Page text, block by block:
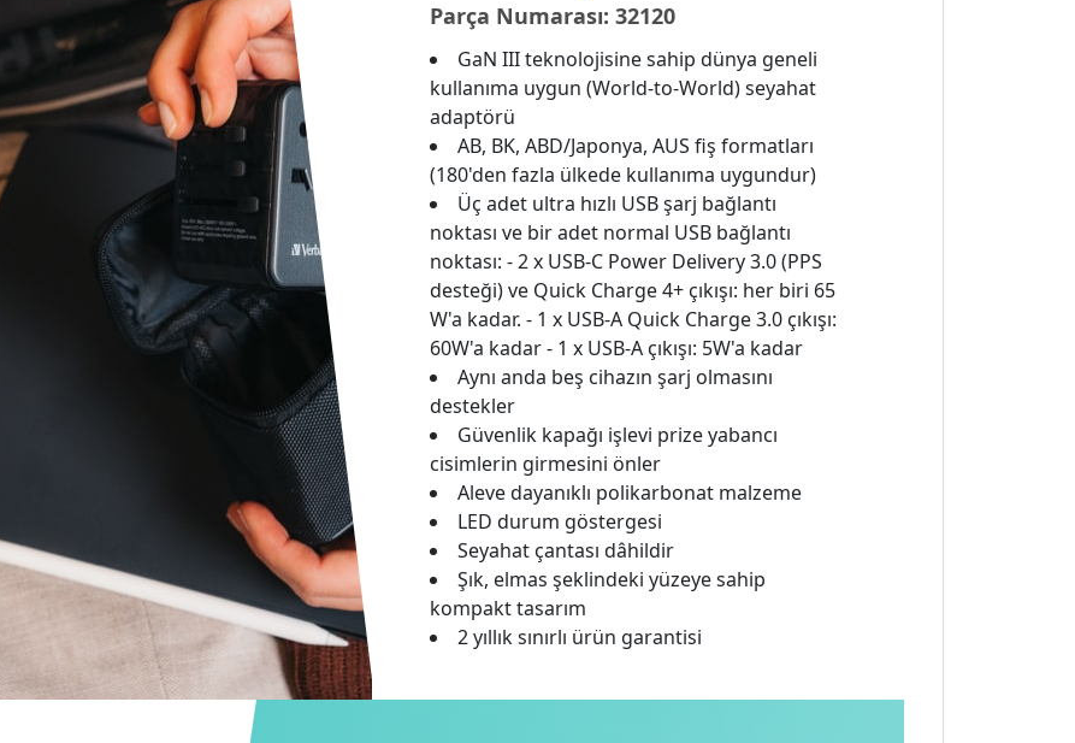
Parça Numarası: 32120
GaN III teknolojisine sahip dünya geneli
kullanıma uygun (World-to-World) seyahat
adaptörü
AB, BK, ABD/Japonya, AUS fiş formatları
(180'den fazla ülkede kullanıma uygundur)
Üç adet ultra hızlı USB şarj bağlantı
noktası ve bir adet normal USB bağlantı
noktası: - 2 x USB-C Power Delivery 3.0 (PPS
desteği) ve Quick Charge 4+ çıkışı: her biri 65
W'a kadar. - 1 x USB-A Quick Charge 3.0 çıkışı:
60W'a kadar - 1 x USB-A çıkışı: 5W'a kadar
Aynı anda beş cihazın şarj olmasını
destekler
Güvenlik kapağı işlevi prize yabancı
cisimlerin girmesini önler
Aleve dayanıklı polikarbonat malzeme
LED durum göstergesi
Seyahat çantası dâhildir
Şık, elmas şeklindeki yüzeye sahip
kompakt tasarım
2 yıllık sınırlı ürün garantisi